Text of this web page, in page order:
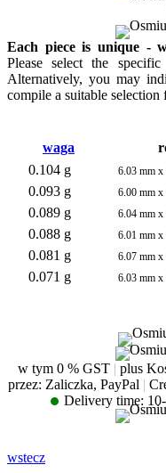
Each piece is unique -
Please select the
Alternatively, you may
compile a suitable selection
waga
0.104 g
6.03 mm x
0.093 g
6.00 mm x
0.089 g
6.04 mm x
0.088 g
6.01 mm x
0.081 g
6.07 mm x
0.071 g
6.03 mm x
w tym 0 % GST | plus
przez: Zaliczka, PayPal |
Delivery time:
wstecz